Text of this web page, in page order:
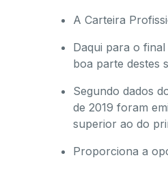
A Carteira
Daqui para o
boa parte destes
Segundo dados
de 2019 foram
superior ao do
Proporciona a